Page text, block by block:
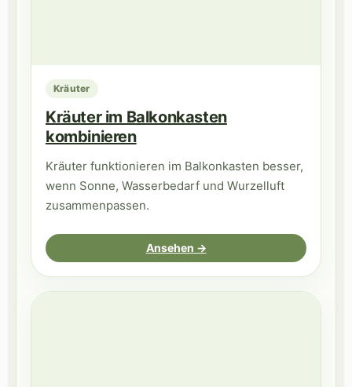
Kräuter
Kräuter im Balkonkasten
kombinieren
Kräuter funktionieren im Balkonkasten besser,
wenn Sonne, Wasserbedarf und Wurzelluft
zusammenpassen.
Ansehen →